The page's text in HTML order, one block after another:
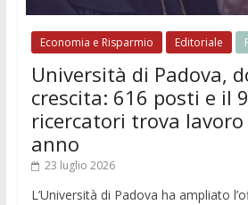
Economia e Risparmio Editoriale
Università di Padova,
crescita: 616 posti e il
ricercatori trova
anno
23 luglio 2026
L’Università di Padova ha ampliato